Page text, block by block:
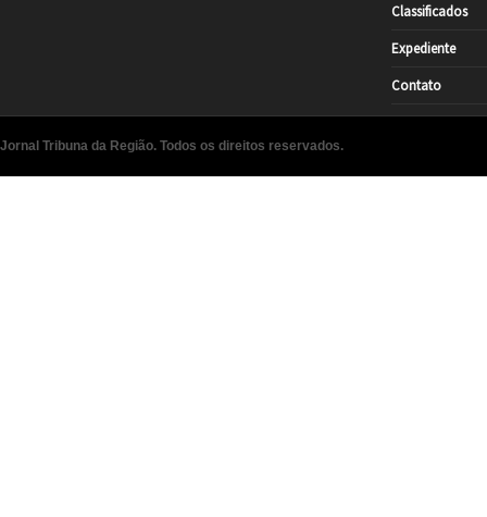
Classificados
Expediente
Contato
Jornal Tribuna da Região. Todos os direitos reservados.